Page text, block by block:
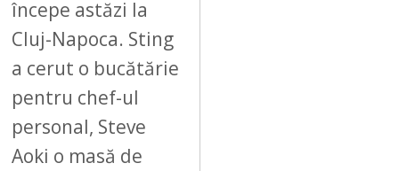
începe astăzi la
Cluj-Napoca. Sting
a cerut o bucătărie
pentru chef-ul
personal, Steve
Aoki o masă de